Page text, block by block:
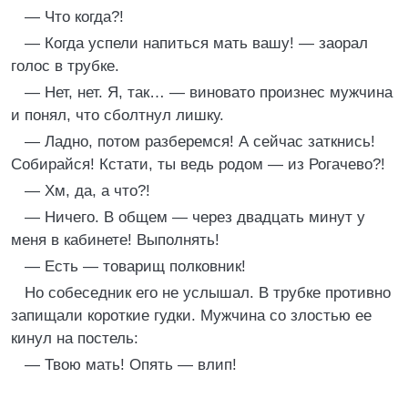
— Что когда?!
— Когда успели напиться мать вашу! — заорал
голос в трубке.
— Нет, нет. Я, так… — виновато произнес мужчина
и понял, что сболтнул лишку.
— Ладно, потом разберемся! А сейчас заткнись!
Собирайся! Кстати, ты ведь родом — из Рогачево?!
— Хм, да, а что?!
— Ничего. В общем — через двадцать минут у
меня в кабинете! Выполнять!
— Есть — товарищ полковник!
Но собеседник его не услышал. В трубке противно
запищали короткие гудки. Мужчина со злостью ее
кинул на постель:
— Твою мать! Опять — влип!